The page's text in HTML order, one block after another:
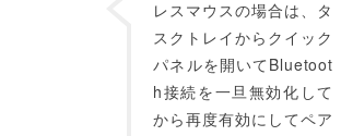
レスマウスの場合は、タ
スクトレイからクイック
パネルを開いてBluetoot
h接続を一旦無効化して
から再度有効にしてペア